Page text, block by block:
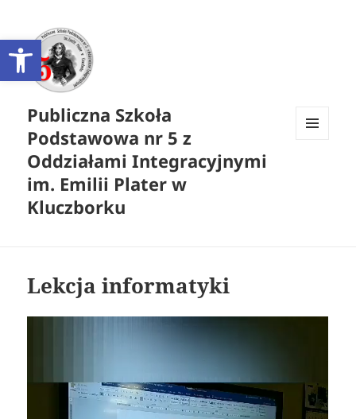
Otwórz pasek narzędzi
Publiczna Szkoła
Podstawowa nr 5 z
Oddziałami Integracyjnymi
im. Emilii Plater w
Kluczborku
Lekcja informatyki